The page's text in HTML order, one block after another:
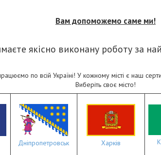
Вам допоможемо саме ми!
якісно виконану роботу за
по всій Україні! У кожному місті є наш
Виберіть своє місто!
Дніпропетровськ Харків